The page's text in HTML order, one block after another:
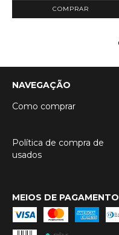
NAVEGAÇÃO
Como comprar
Política de compra de
usados
MEIOS DE PAGAMENTO